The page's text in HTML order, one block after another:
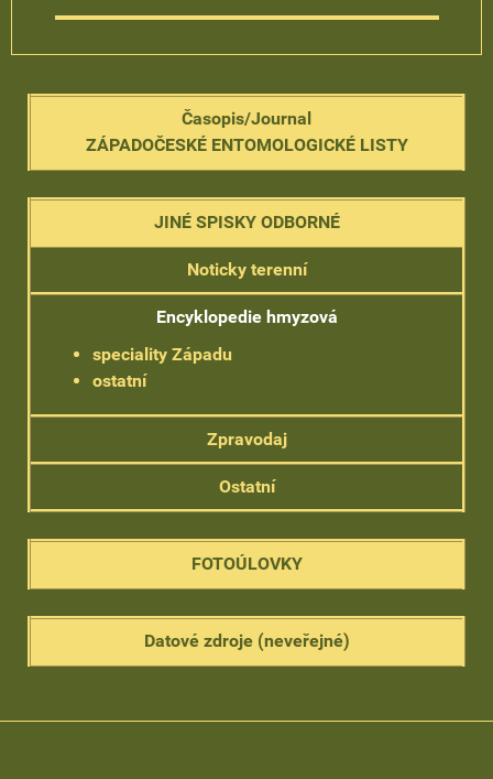
Časopis/Journal
ZÁPADOČESKÉ ENTOMOLOGICKÉ LISTY
JINÉ SPISKY ODBORNÉ
Noticky terenní
Encyklopedie hmyzová
speciality Západu
ostatní
Zpravodaj
Ostatní
FOTOÚLOVKY
Datové zdroje (neveřejné)